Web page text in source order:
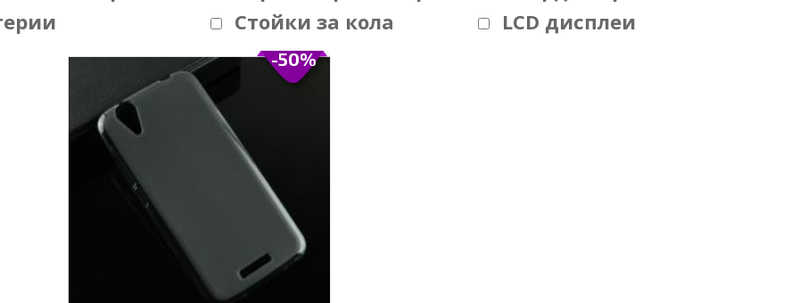
Стойки за кола LCD дисплеи
-50%